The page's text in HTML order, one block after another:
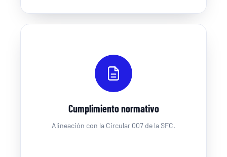
Cumplimiento normativo
Alineación con la Circular 007 de la SFC.